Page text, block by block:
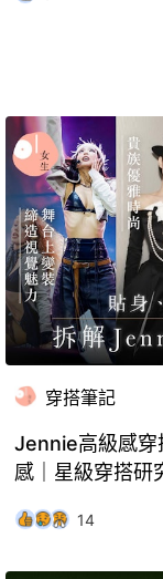
穿搭筆記
Jennie高級感穿
感｜星級穿搭研
14